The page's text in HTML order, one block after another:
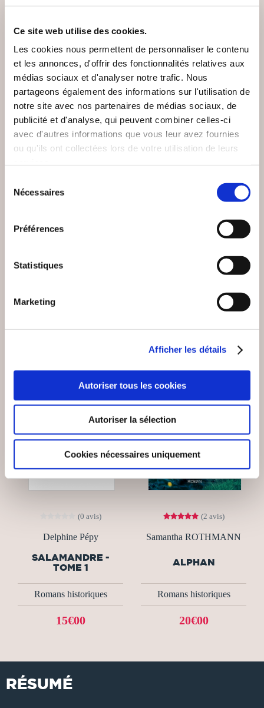
Ce site web utilise des cookies.
Les cookies nous permettent de personnaliser le contenu
et les annonces, d'offrir des fonctionnalités relatives aux
médias sociaux et d'analyser notre trafic. Nous
partageons également des informations sur l'utilisation de
notre site avec nos partenaires de médias sociaux, de
publicité et d'analyse, qui peuvent combiner celles-ci
avec d'autres informations que vous leur avez fournies
ou qu'ils ont collectées lors de votre utilisation de leurs
Nécessaires
Préférences
Statistiques
Marketing
Afficher les détails
Autoriser tous les cookies
Autoriser la sélection
Cookies nécessaires uniquement
(0 avis)
Boris Vasovitch
LES CONTES DE
(0 avis)
Delphine Pépy
SALAMANDRE -
TOME 1
Romans historiques
15€00
(2 avis)
Samantha ROTHMANN
ALPHAN
Romans historiques
20€00
RÉSUMÉ